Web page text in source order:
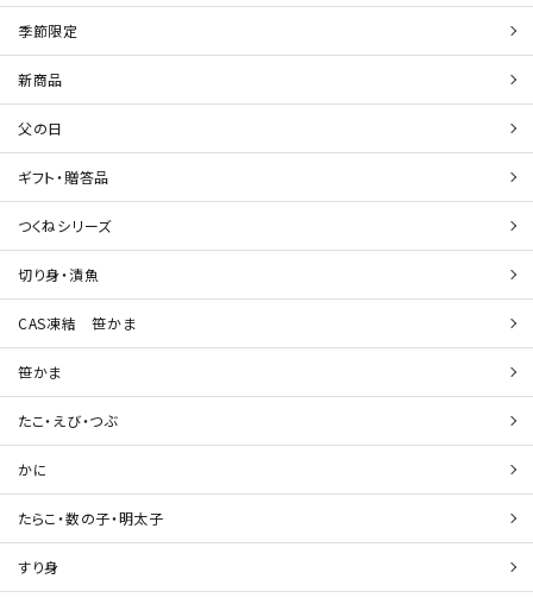
季節限定
新商品
父の日
ギフト・贈答品
つくねシリーズ
切り身・漬魚
CAS凍結 笹かま
笹かま
たこ・えび・つぶ
かに
たらこ・数の子・明太子
すり身